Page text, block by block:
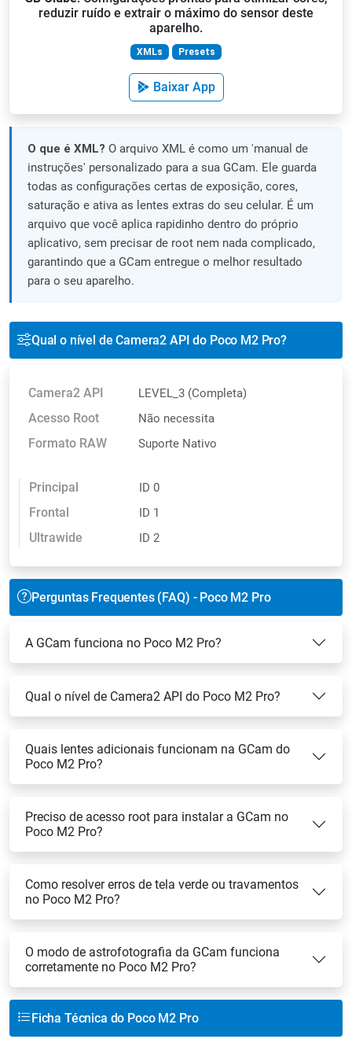
reduzir ruído e extrair o máximo do sensor deste
aparelho.
XMLs Presets
Baixar App
O que é XML? O arquivo XML é como um 'manual de
instruções' personalizado para a sua GCam. Ele guarda
todas as configurações certas de exposição, cores,
saturação e ativa as lentes extras do seu celular. É um
arquivo que você aplica rapidinho dentro do próprio
aplicativo, sem precisar de root nem nada complicado,
garantindo que a GCam entregue o melhor resultado
para o seu aparelho.
Qual o nível de Camera2 API do Poco M2 Pro?
Camera2 API LEVEL_3 (Completa)
Acesso Root Não necessita
Formato RAW Suporte Nativo
Principal ID 0
Frontal ID 1
Ultrawide ID 2
Perguntas Frequentes (FAQ) - Poco M2 Pro
A GCam funciona no Poco M2 Pro?
Qual o nível de Camera2 API do Poco M2 Pro?
Quais lentes adicionais funcionam na GCam do
Poco M2 Pro?
Preciso de acesso root para instalar a GCam no
Poco M2 Pro?
Como resolver erros de tela verde ou travamentos
no Poco M2 Pro?
O modo de astrofotografia da GCam funciona
corretamente no Poco M2 Pro?
Ficha Técnica do Poco M2 Pro